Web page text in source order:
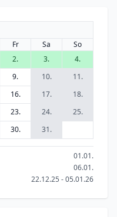
Fr Sa
So
2. 3.
4.
9. 10.
11.
16. 17.
18.
23. 24.
25.
30. 31.
01.01.
06.01.
22.12.25 - 05.01.26